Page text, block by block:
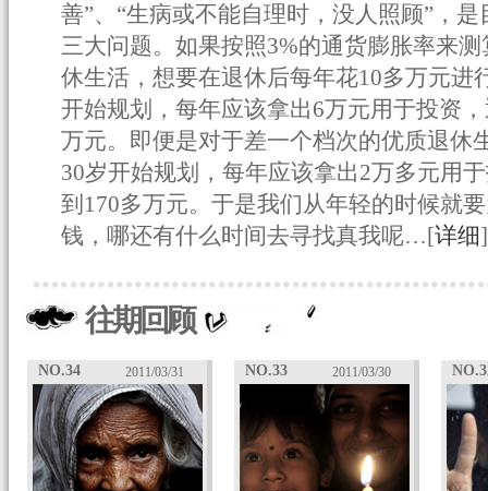
善”、“生病或不能自理时，没人照顾”，
三大问题。如果按照3%的通货膨胀率来
休生活，想要在退休后每年花10多万元进
开始规划，每年应该拿出6万元用于投资
万元。即便是对于差一个档次的优质退休
30岁开始规划，每年应该拿出2万多元用
到170多万元。于是我们从年轻的时候就
钱，哪还有什么时间去寻找真我呢…[详细]
往期回顾
NO.34 2011/03/31 NO.33 2011/03/30